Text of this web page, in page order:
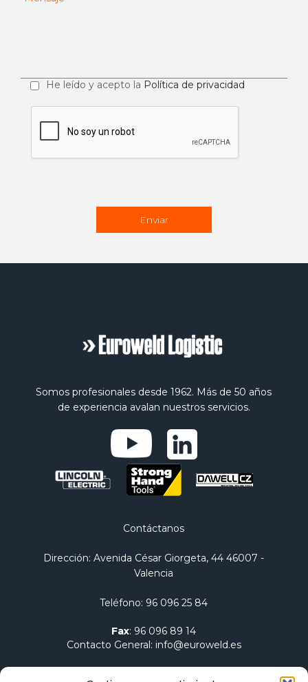
He leído y acepto la Política de privacidad
Somos profesionales desde 1962. Más de 50 años
de experiencia avalan nuestros servicios.
Contáctanos
Dirección: Avenida César Giorgeta, 44 46007 -
Valencia
Teléfono: 96 096 25 84
Fax: 96 096 89 14
Contacto General: info@euroweld.es